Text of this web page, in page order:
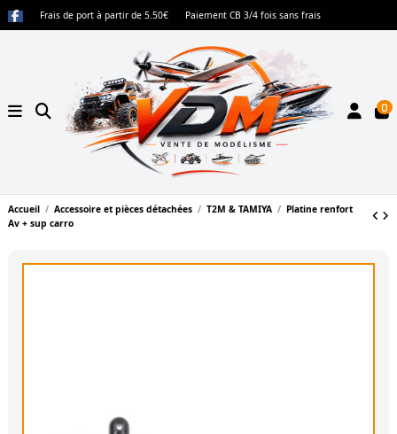
Frais de port à partir de 5.50€ Paiement CB 3/4 fois sans frais
0
Accueil Accessoire et pièces détachées T2M & TAMIYA
Platine renfort
Av + sup carro